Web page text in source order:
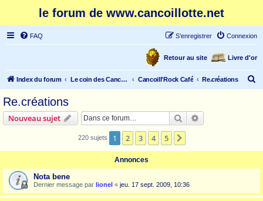
le forum de www.cancoillotte.net
FAQ Connexion
S’enregistrer
Livre d'or
Retour au site
Index du forum Le coin des Cancoillonautes Cancoill'Rock Café Re.créations
e
Re.créations
Nouveau sujet Rechercher
220 sujets 1 2 3 4 5
Annonces
Nota bene
Dernier message par lionel « jeu. 17 sept. 2009, 10:36